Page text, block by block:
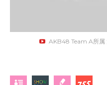
AKB48 Team A所属